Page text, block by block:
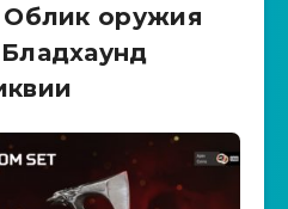
оружия